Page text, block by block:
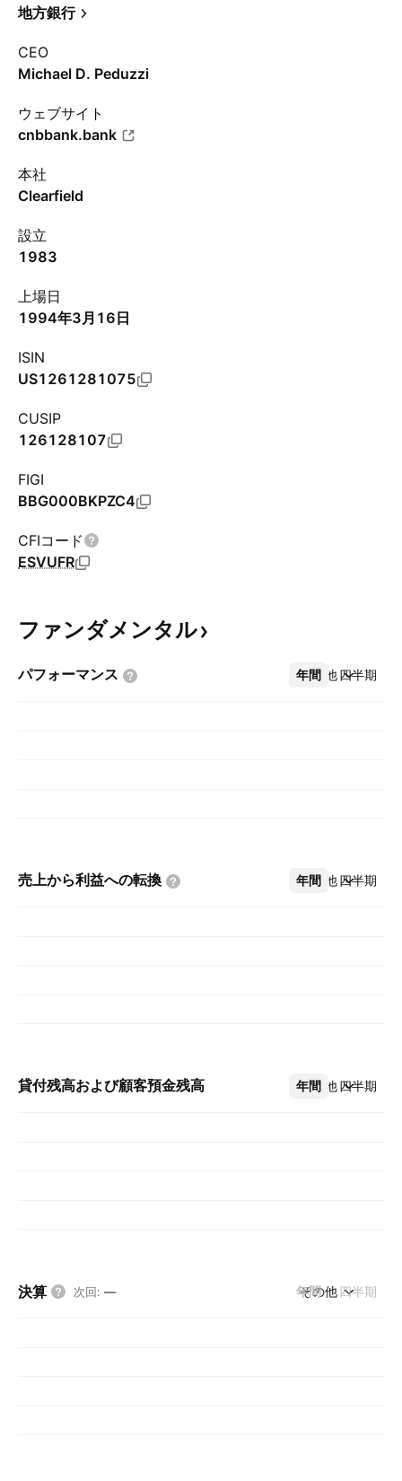
地方銀行
CEO
Michael D. Peduzzi
ウェブサイト
cnbbank.bank
本社
Clearfield
設立
1983
上場日
1994年3月16日
ISIN
US1261281075
CUSIP
126128107
FIGI
BBG000BKPZC4
CFIコード
ESVUFR
ファンダメンタル
パフォーマンス 年間 四半期
その他
売上から利益への転換 年間 四半期
その他
貸付残高および顧客預金残高 年間 四半期
その他
決算 次回: — 年間 四半期
その他